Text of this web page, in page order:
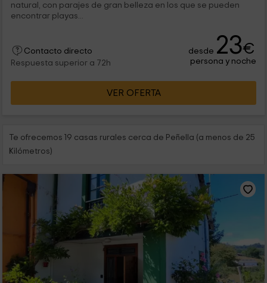
natural, con parajes de gran belleza en los que se pueden
encontrar playas...
Contacto directo
Respuesta superior a 72h
desde 23€
persona y noche
VER OFERTA
Te ofrecemos 19 casas rurales cerca de Peñella (a menos de 25
Kilómetros)